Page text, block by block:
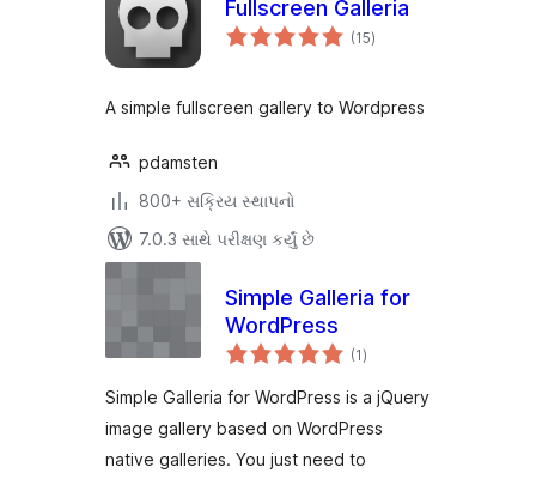
Fullscreen Galleria
(15કુલ
રેટિંગ્સ
)
A simple fullscreen gallery to Wordpress
pdamsten
800+ સક્રિય સ્થાપનો
7.0.3 સાથે પરીક્ષણ કર્યું છે
Simple Galleria for
WordPress
(1કુલ
રેટિંગ્સ
)
Simple Galleria for WordPress is a jQuery
image gallery based on WordPress
native galleries. You just need to